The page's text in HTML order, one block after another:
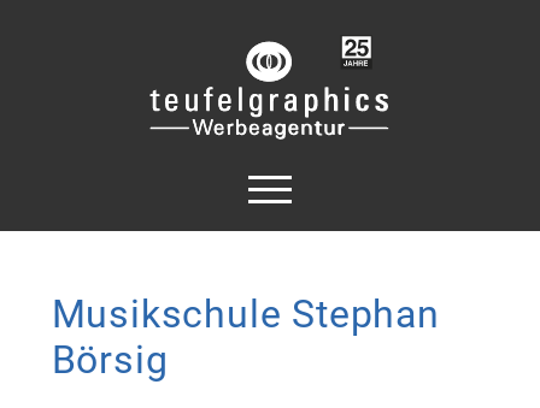
Musikschule Stephan
Börsig